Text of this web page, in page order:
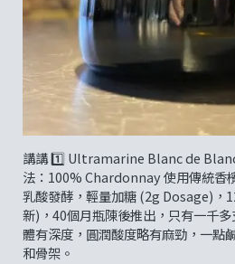
講講 1️⃣ Ultramarine Blanc de
法：100% Chardonnay 使用傳統香
乳酸發酵，輕量加糖 (2g Dosage)，
新)，40個月瓶陳後推出，只有一千
體有深度，圓潤酸度略有麻勁，一點
和骨架。